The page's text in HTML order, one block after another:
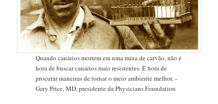
Quando canários morrem em uma mina de carvão, não é
hora de buscar canários mais resistentes. É hora de
procurar maneiras de tornar o meio ambiente melhor. –
Gary Price, MD, presidente da Physicians Foundation